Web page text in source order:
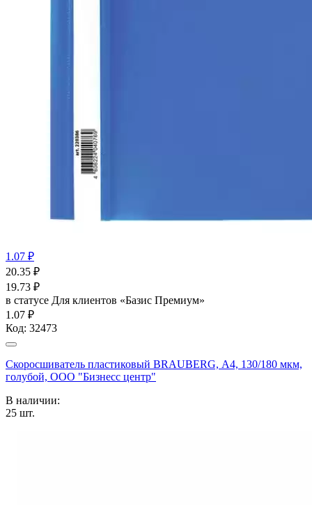
1.07 ₽
20.35 ₽
19.73 ₽
в статусе Для клиентов «Базис Премиум»
1.07 ₽
Код: 32473
Скоросшиватель пластиковый BRAUBERG, А4, 130/180 мкм,
голубой, ООО "Бизнесс центр"
В наличии:
25 шт.